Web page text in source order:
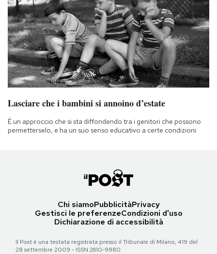
Lasciare che i bambini si annoino d’estate
È un approccio che si sta diffondendo tra i genitori che possono
permetterselo, e ha un suo senso educativo a certe condizioni
Chi siamoPubblicitàPrivacy
Gestisci le preferenzeCondizioni d'uso
Dichiarazione di accessibilità
Il Post è una testata registrata presso il Tribunale di Milano, 419 del
28 settembre 2009 - ISSN 2610-9980